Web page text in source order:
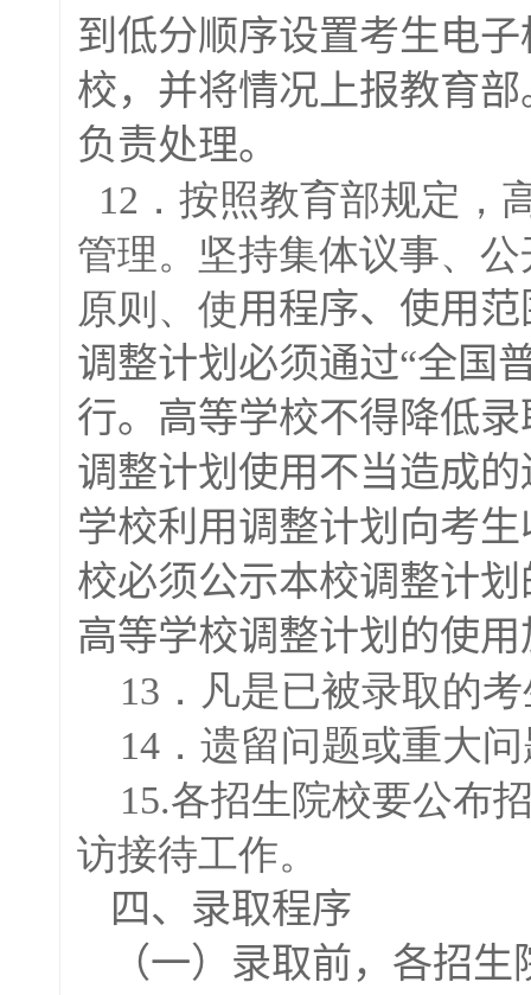
到低分顺序设置考生电
校，并将情况上报教育部
负责处理。
12．按照教育部规定，
管理。坚持集体议事、
原则、使用程序、使用
调整计划必须通过“全国
行。高等学校不得降低
调整计划使用不当造成
学校利用调整计划向考
校必须公示本校调整计
高等学校调整计划的使
13．凡是已被录取的
14．遗留问题或重大问
15.各招生院校要公布
访接待工作。
四、录取程序
（一）录取前，各招